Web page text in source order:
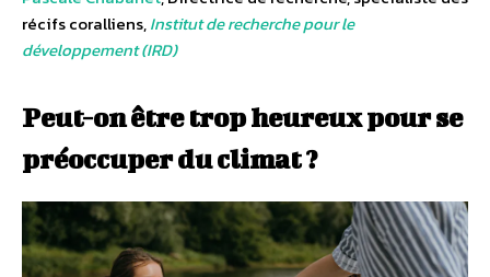
récifs coralliens,Institut de recherche pour le
développement (IRD)
Peut-on être trop heureux pour se
préoccuper du climat ?